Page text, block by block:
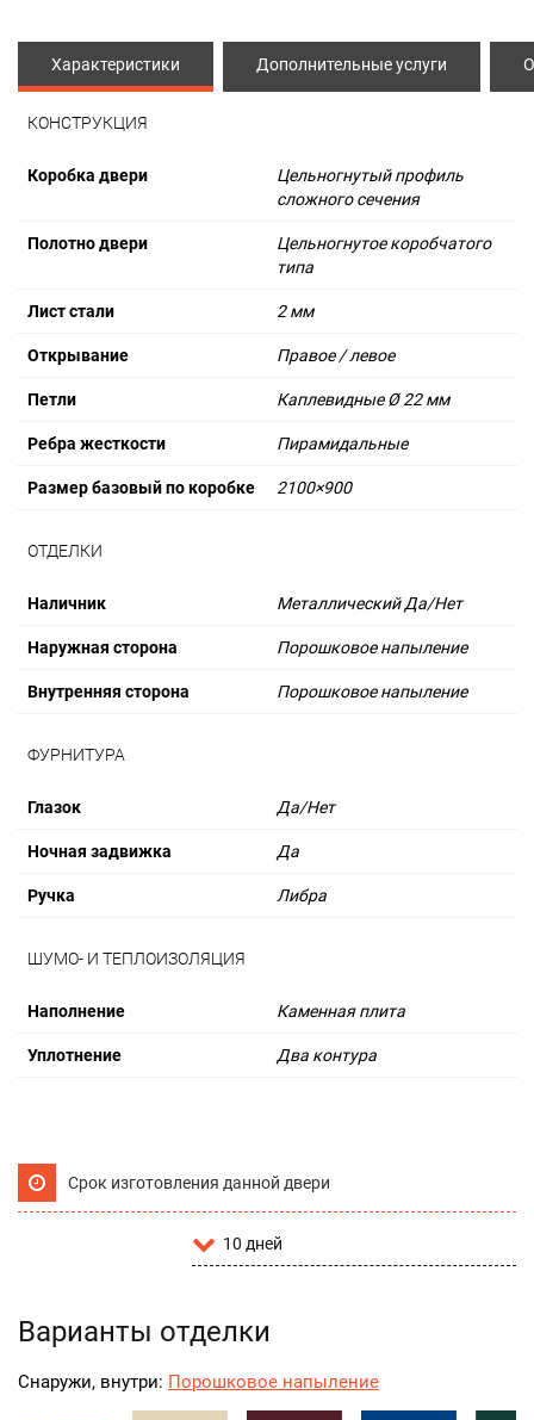
Характеристики Дополнительные услуги
КОНСТРУКЦИЯ
Коробка двери
Цельногнутый профиль
сложного сечения
Полотно двери
Цельногнутое коробчатого
типа
Лист стали 2 мм
Открывание Правое / левое
Петли Каплевидные Ø 22 мм
Ребра жесткости Пирамидальные
Размер базовый по коробке 2100×900
ОТДЕЛКИ
Наличник Металлический Да/Нет
Наружная сторона Порошковое напыление
Внутренняя сторона Порошковое напыление
ФУРНИТУРА
Глазок Да/Нет
Ночная задвижка Да
Ручка Либра
ШУМО- И ТЕПЛОИЗОЛЯЦИЯ
Наполнение Каменная плита
Уплотнение Два контура
Срок изготовления данной двери
10 дней
Варианты отделки
Снаружи, внутри: Порошковое напыление